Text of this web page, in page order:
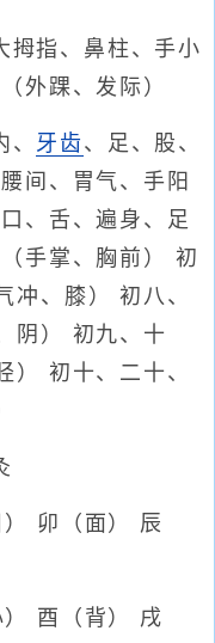
拇指、鼻柱、手小
外踝、发际）
牙齿、足、股、
间、胃气、手阳
、舌、遍身、足
手掌、胸前） 初
冲、膝） 初八、
阴） 初九、十
） 初十、二十、
卯（面） 辰
酉（背） 戌